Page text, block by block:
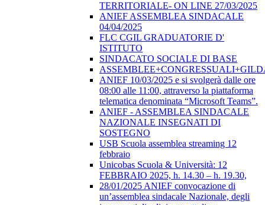
TERRITORIALE- ON LINE 27/03/2025
ANIEF ASSEMBLEA SINDACALE
04/04/2025
FLC CGIL GRADUATORIE D'
ISTITUTO
SINDACATO SOCIALE DI BASE
ANIEF 10/03/2025 e si svolgerà dalle ore
08:00 alle 11:00, attraverso la piattaforma
telematica denominata “Microsoft Teams”.
ANIEF - ASSEMBLEA SINDACALE
NAZIONALE INSEGNATI DI
SOSTEGNO
USB Scuola assemblea streaming 12
febbraio
Unicobas Scuola & Università: 12
FEBBRAIO 2025, h. 14.30 – h. 19.30,
28/01/2025 ANIEF convocazione di
un’assemblea sindacale Nazionale, degli